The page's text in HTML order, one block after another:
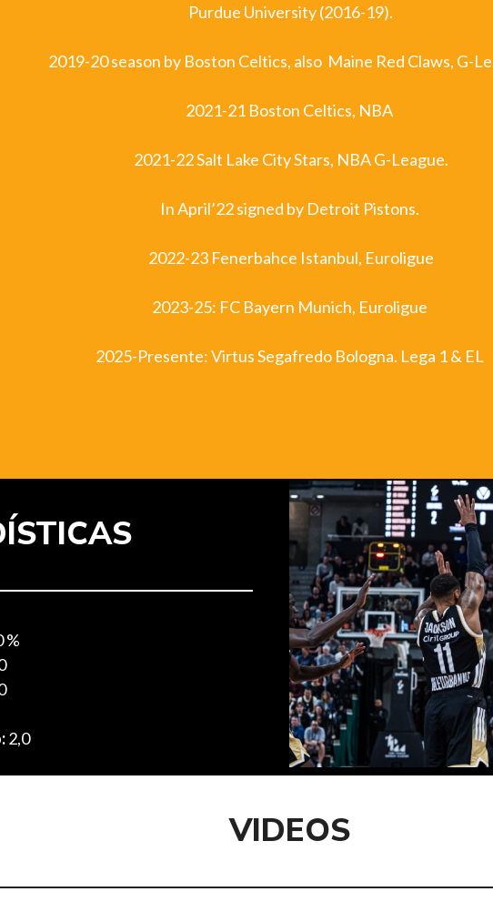
Purdue University (2016-19).
2019-20 season by Boston Celtics, also Maine Red Claws, G-
2021-21 Boston Celtics, NBA
2021-22 Salt Lake City Stars, NBA G-League.
In April’22 signed by Detroit Pistons.
2022-23 Fenerbahce Istanbul, Euroligue
2023-25: FC Bayern Munich, Euroligue
2025-Presente: Virtus Segafredo Bologna. Lega 1 & EL
%
2,0
VIDEOS